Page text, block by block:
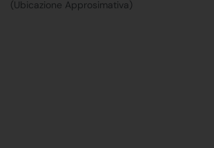
(Ubicazione Approsimativa)